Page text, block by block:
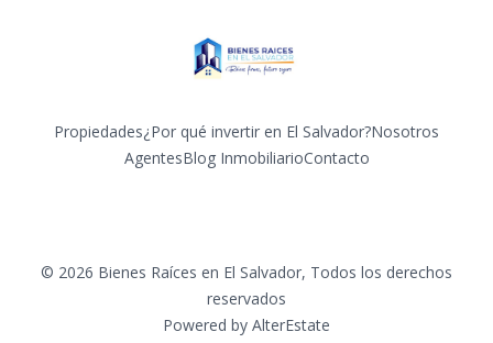
Propiedades¿Por qué invertir en El Salvador?Nosotros
AgentesBlog InmobiliarioContacto
© 2026 Bienes Raíces en El Salvador, Todos los derechos
reservados
Powered by AlterEstate